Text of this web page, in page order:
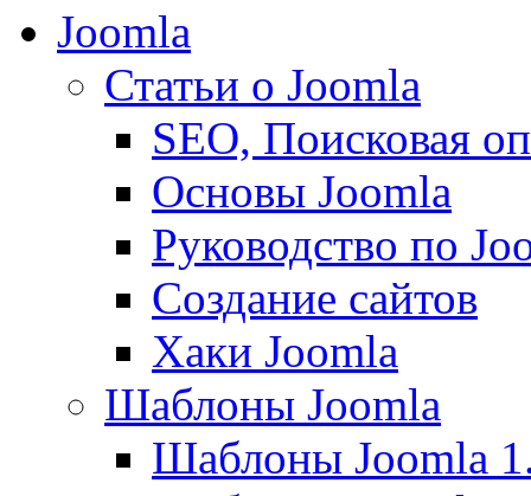
Joomla
Статьи о Joomla
SEO, Поисковая
Основы Joomla
Руководство по
Создание сайтов
Хаки Joomla
Шаблоны Joomla
Шаблоны Joomla